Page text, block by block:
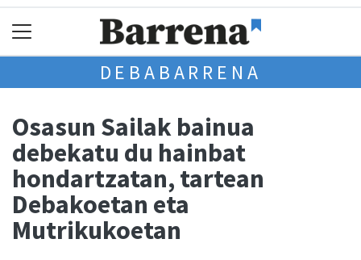
DEBABARRENA
Osasun Sailak bainua
debekatu du hainbat
hondartzatan, tartean
Debakoetan eta
Mutrikukoetan